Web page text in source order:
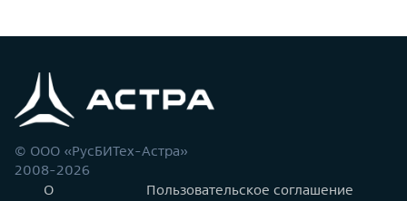
© ООО «РусБИТех-Астра»
2008-2026
О
Пользовательское соглашение